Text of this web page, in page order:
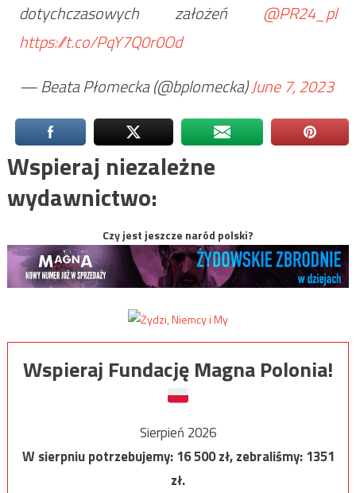
dotychczasowych założeń @PR24_pl
https://t.co/PqY7Q0r0Od
— Beata Płomecka (@bplomecka)June 7, 2023
Wspieraj niezależne
wydawnictwo:
Czy jest jeszcze naród polski?
Wspieraj Fundację Magna Polonia!
Sierpień 2026
W sierpniu potrzebujemy:16 500zł, zebraliśmy:1351
zł.